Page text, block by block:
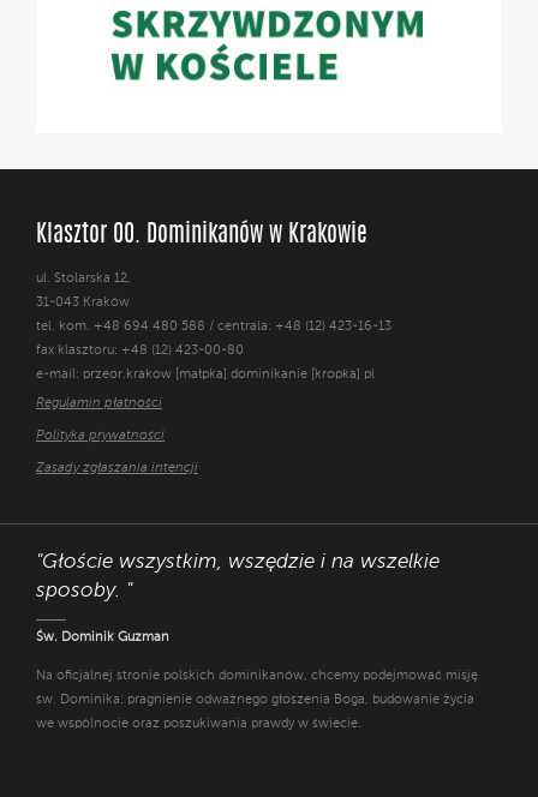
Klasztor OO. Dominikanów w Krakowie
ul. Stolarska 12,
31-043 Kraków
tel. kom. +48 694 480 588 / centrala: +48 (12) 423-16-13
fax klasztoru: +48 (12) 423-00-80
e-mail: przeor.krakow [małpka] dominikanie [kropka] pl
Regulamin płatności
Polityka prywatności
Zasady zgłaszania intencji
"Głoście wszystkim, wszędzie i na wszelkie
sposoby. "
Św. Dominik Guzman
Na oficjalnej stronie polskich dominikanów, chcemy podejmować misję
św. Dominika: pragnienie odważnego głoszenia Boga, budowanie życia
we wspólnocie oraz poszukiwania prawdy w świecie.